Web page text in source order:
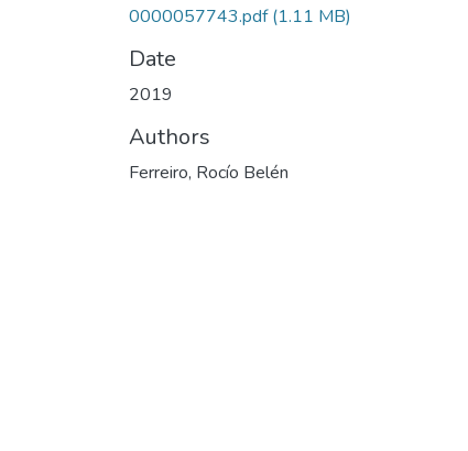
0000057743.pdf (1.11 MB)
Date
2019
Authors
Ferreiro, Rocío Belén